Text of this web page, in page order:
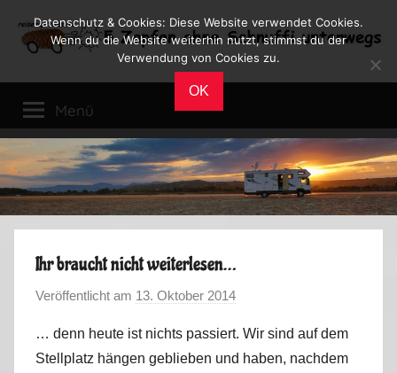
Inhalt
Reiseblog
Leben
im
Wohnmobil
Menü
Ihr braucht nicht weiterlesen…
Veröffentlicht am 13. Oktober 2014
n
M
… denn heute ist nichts passiert. Wir sind auf dem
Stellplatz hängen geblieben und haben, nachdem
Datenschutz & Cookies: Diese Website verwendet Cookies.
Wenn du die Website weiterhin nutzt, stimmst du der
Verwendung von Cookies zu.
OK